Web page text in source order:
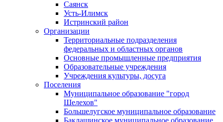
Саянск
Усть-Илимск
Истринский район
Организации
Территориальные подразделения
федеральных и областных органов
Основные промышленные предприятия
Образовательные учреждения
Учреждения культуры, досуга
Поселения
Муниципальное образование "город
Шелехов"
Большелугское муниципальное образование
Баклашинское муниципальное образование